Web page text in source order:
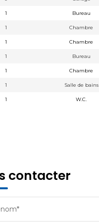
1 Bureau
1 Chambre
1 Chambre
1 Bureau
1 Chambre
1 Salle de bains
1 W.C.
contacter